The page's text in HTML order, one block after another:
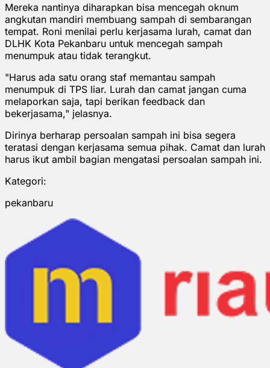
Mereka nantinya diharapkan bisa mencegah oknum
angkutan mandiri membuang sampah di sembarangan
tempat. Roni menilai perlu kerjasama lurah, camat dan
DLHK Kota Pekanbaru untuk mencegah sampah
menumpuk atau tidak terangkut.
"Harus ada satu orang staf memantau sampah
menumpuk di TPS liar. Lurah dan camat jangan cuma
melaporkan saja, tapi berikan feedback dan
bekerjasama," jelasnya.
Dirinya berharap persoalan sampah ini bisa segera
teratasi dengan kerjasama semua pihak. Camat dan lurah
harus ikut ambil bagian mengatasi persoalan sampah ini.
Kategori:
pekanbaru